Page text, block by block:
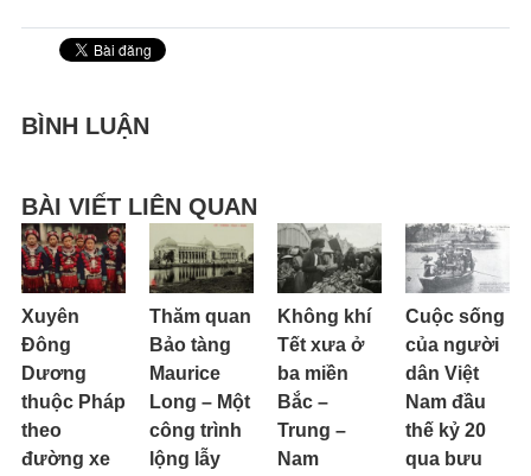
BÌNH LUẬN
BÀI VIẾT LIÊN QUAN
Xuyên
Đông
Dương
thuộc Pháp
theo
đường xe
Thăm quan
Bảo tàng
Maurice
Long – Một
công trình
lộng lẫy
Không khí
Tết xưa ở
ba miền
Bắc –
Trung –
Nam
Cuộc sống
của người
dân Việt
Nam đầu
thế kỷ 20
qua bưu